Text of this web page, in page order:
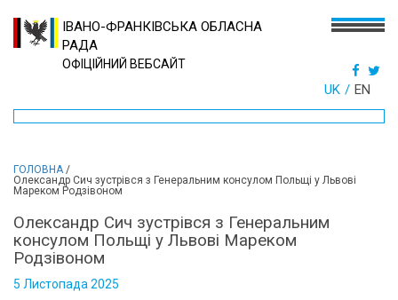
ІВАНО-ФРАНКІВСЬКА ОБЛАСНА
РАДА
ОФІЦІЙНИЙ ВЕБСАЙТ
UK EN
ГОЛОВНА/
Олександр Сич зустрівся з Генеральним консулом Польщі у Львові
Мареком Родзівоном
Олександр Сич зустрівся з Генеральним
консулом Польщі у Львові Мареком
Родзівоном
5 Листопада 2025